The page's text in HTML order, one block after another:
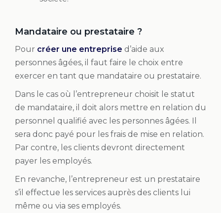
Mandataire ou prestataire ?
Pour créer une entreprise d’aide aux
personnes âgées, il faut faire le choix entre
exercer en tant que mandataire ou prestataire.
Dans le cas où l’entrepreneur choisit le statut
de mandataire, il doit alors mettre en relation du
personnel qualifié avec les personnes âgées. Il
sera donc payé pour les frais de mise en relation.
Par contre, les clients devront directement
payer les employés.
En revanche, l’entrepreneur est un prestataire
s’il effectue les services auprès des clients lui
même ou via ses employés.